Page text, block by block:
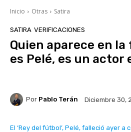
Inicio Otras Satira
SATIRA VERIFICACIONES
Quien aparece en
es Pelé, es un actor
Por Pablo Terán Diciembre 30,
El ‘Rey del fútbol’, Pelé, falleció ayer a